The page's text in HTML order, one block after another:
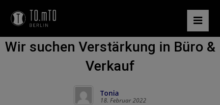
Wir suchen Verstärkung in Büro &
Verkauf
Tonia
18. Februar 2022